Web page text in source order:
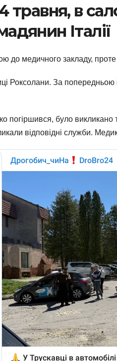
травня, в
Італії
до медичного закладу,
Роксолани. За попередньою
погіршився, було
відповідні служби.